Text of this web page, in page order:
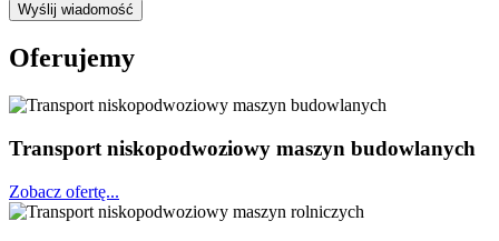
Wyślij wiadomość
Oferujemy
Transport niskopodwoziowy maszyn budowlanych
Zobacz ofertę...